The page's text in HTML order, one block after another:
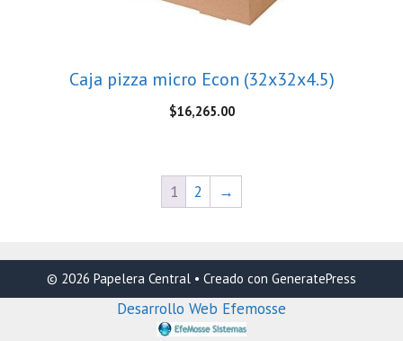
Caja pizza micro Econ (32x32x4.5)
$16,265.00
1 2 →
© 2026 Papelera Central • Creado con GeneratePress
Desarrollo Web Efemosse